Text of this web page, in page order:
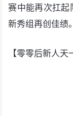
赛中能再次扛
新秀组再创佳绩。
【零零后新人天